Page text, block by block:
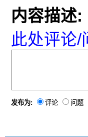
内容描述:
此处评论/
发布为: 评论 问题